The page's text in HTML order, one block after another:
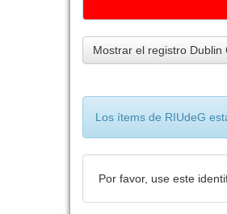
Mostrar el registro
Los ítems de RIUdeG
Por favor, use este